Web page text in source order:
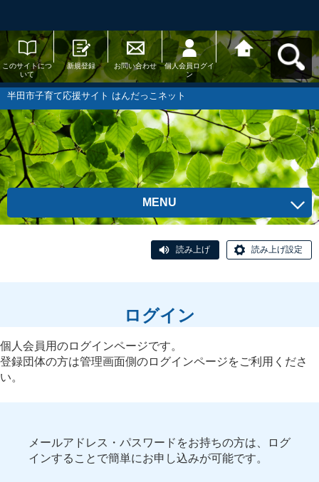
このサイトにつ
いて
新規登録 お問い合わせ
個人会員ログイ
ン
半田市子育て応
援サイト はんだ
っこネットへ戻
半田市子育て応援サイト はんだっこネット
MENU
読み上げ 読み上げ設定
ログイン
個人会員用のログインページです。
登録団体の方は管理画面側のログインページをご利用くださ
い。
メールアドレス・パスワードをお持ちの方は、ログ
インすることで簡単にお申し込みが可能です。